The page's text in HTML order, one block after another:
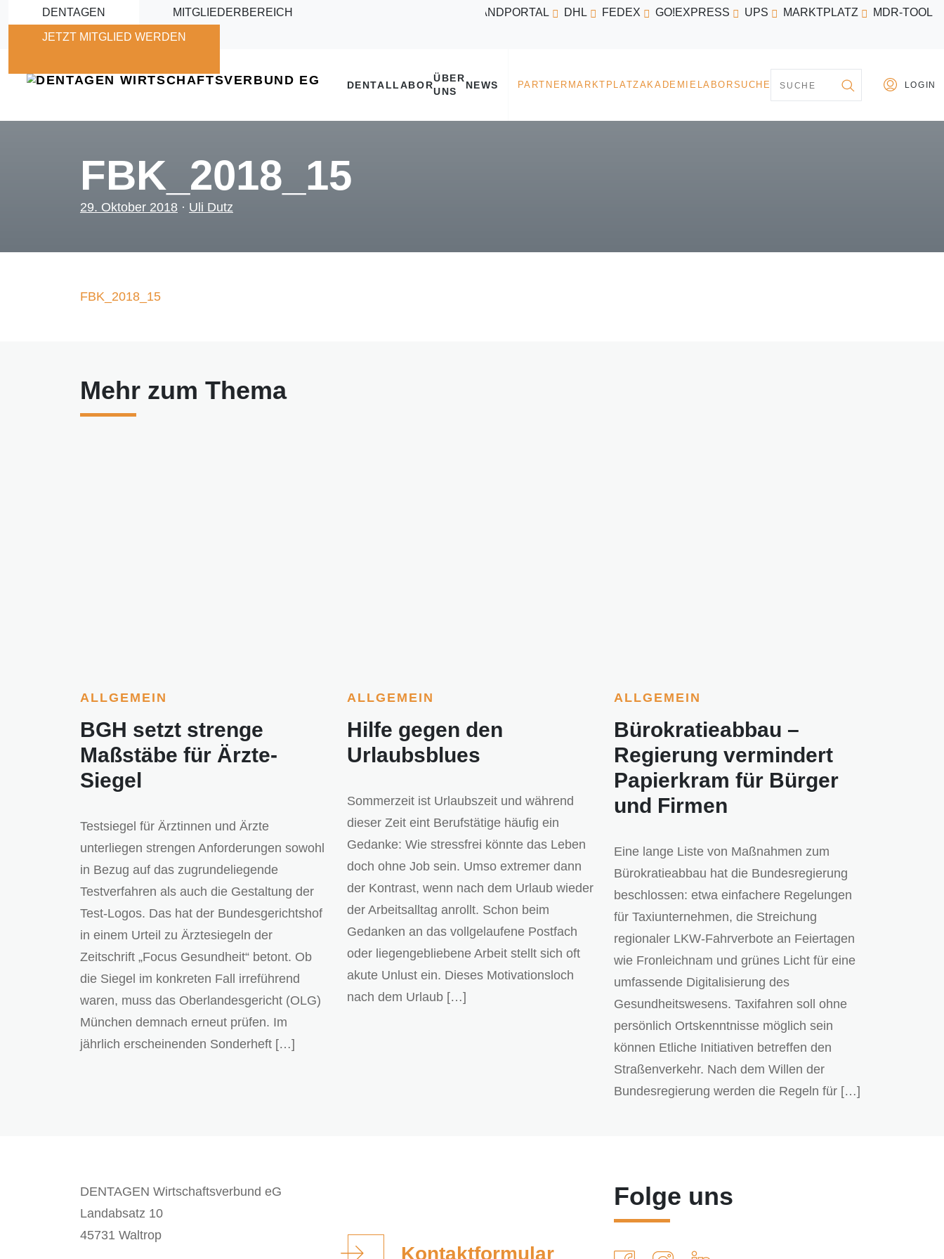
Skip to main content
DENTAGEN MITGLIEDERBEREICH
JETZT MITGLIED WERDEN
VERSANDPORTAL DHL FEDEX GO!EXPRESS UPS MARKTPLATZ MDR-TOOL
FBK_2018_15
29. Oktober 2018 · Uli Dutz
FBK_2018_15
Mehr zum Thema
ALLGEMEIN
BGH setzt strenge
Maßstäbe für Ärzte-
Siegel
Testsiegel für Ärztinnen und Ärzte
unterliegen strengen Anforderungen sowohl
in Bezug auf das zugrundeliegende
Testverfahren als auch die Gestaltung der
Test-Logos. Das hat der Bundesgerichtshof
in einem Urteil zu Ärztesiegeln der
Zeitschrift „Focus Gesundheit“ betont. Ob
die Siegel im konkreten Fall irreführend
waren, muss das Oberlandesgericht (OLG)
München demnach erneut prüfen. Im
jährlich erscheinenden Sonderheft […]
ALLGEMEIN
Hilfe gegen den
Urlaubsblues
Sommerzeit ist Urlaubszeit und während
dieser Zeit eint Berufstätige häufig ein
Gedanke: Wie stressfrei könnte das Leben
doch ohne Job sein. Umso extremer dann
der Kontrast, wenn nach dem Urlaub wieder
der Arbeitsalltag anrollt. Schon beim
Gedanken an das vollgelaufene Postfach
oder liegengebliebene Arbeit stellt sich oft
akute Unlust ein. Dieses Motivationsloch
nach dem Urlaub […]
ALLGEMEIN
Bürokratieabbau –
Regierung vermindert
Papierkram für Bürger
und Firmen
Eine lange Liste von Maßnahmen zum
Bürokratieabbau hat die Bundesregierung
beschlossen: etwa einfachere Regelungen
für Taxiunternehmen, die Streichung
regionaler LKW-Fahrverbote an Feiertagen
wie Fronleichnam und grünes Licht für eine
umfassende Digitalisierung des
Gesundheitswesens. Taxifahren soll ohne
persönlich Ortskenntnisse möglich sein
können Etliche Initiativen betreffen den
Straßenverkehr. Nach dem Willen der
Bundesregierung werden die Regeln für […]
DENTAGEN Wirtschaftsverbund eG
Landabsatz 10
45731 Waltrop
Kontaktformular
Folge uns